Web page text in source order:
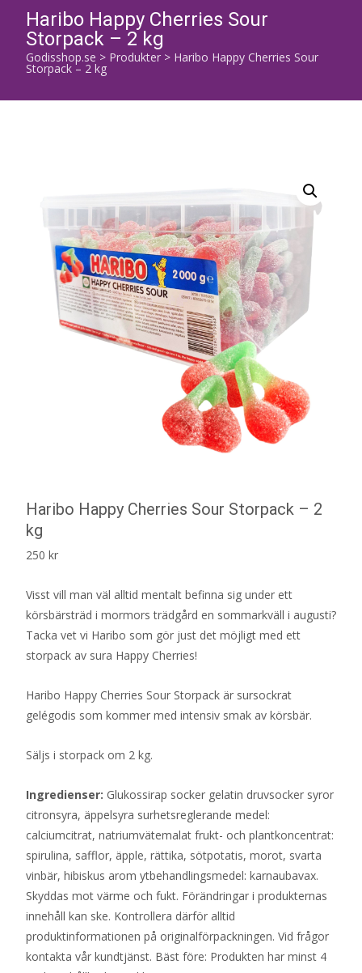
Haribo Happy Cherries Sour
Storpack – 2 kg
Godisshop.se > Produkter > Haribo Happy Cherries Sour
Storpack – 2 kg
Haribo Happy Cherries Sour Storpack – 2
kg
250 kr
Visst vill man väl alltid mentalt befinna sig under ett
körsbärsträd i mormors trädgård en sommarkväll i augusti?
Tacka vet vi Haribo som gör just det möjligt med ett
storpack av sura Happy Cherries!
Haribo Happy Cherries Sour Storpack är sursockrat
gelégodis som kommer med intensiv smak av körsbär.
Säljs i storpack om 2 kg.
Ingredienser: Glukossirap socker gelatin druvsocker syror
citronsyra, äppelsyra surhetsreglerande medel:
calciumcitrat, natriumvätemalat frukt- och plantkoncentrat:
spirulina, safflor, äpple, rättika, sötpotatis, morot, svarta
vinbär, hibiskus arom ytbehandlingsmedel: karnaubavax.
Skyddas mot värme och fukt. Förändringar i produkternas
innehåll kan ske. Kontrollera därför alltid
produktinformationen på originalförpackningen. Vid frågor
kontakta vår kundtjänst. Bäst före: Produkten har minst 4